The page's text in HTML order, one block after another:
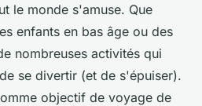
le monde s'amuse. Que
enfants en bas âge ou des
nombreuses activités qui
se divertir (et de s'épuiser).
objectif de voyage de